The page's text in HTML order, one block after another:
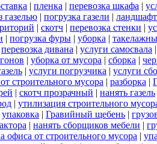
| пленка | перевозка шкафа |
газелью | погрузка газели |
| скотч | перевозка стенки |
| погрузка фуры | уборка |
перевозка дивана | услуги самосвала
| уборка от мусора | сборка |
| услуги погрузчика | услуги
строительного мусора | разборка |
| скотч прозрачный | нанять газель
| утилизация строительного
упаковка | Гравийный щебень |
| нанять сборщиков мебели |
офиса от строительного мусора |